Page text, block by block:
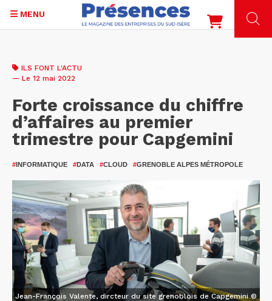
contenu
MENU
ILS FONT L'ACTU
— Le 12 mai 2022
Forte croissance du chiffre
d’affaires au premier
trimestre pour Capgemini
#INFORMATIQUE #DATA #CLOUD #GRENOBLE ALPES MÉTROPOLE
Jean-François Valente, dircteur du site grenoblois de Capgemini ©